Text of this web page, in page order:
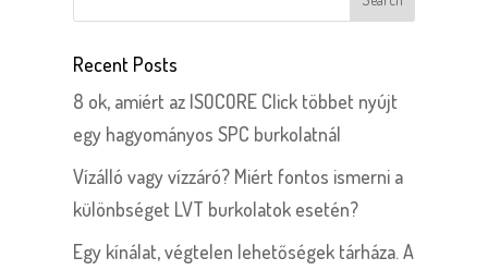
Recent Posts
8 ok, amiért az ISOCORE Click többet nyújt
egy hagyományos SPC burkolatnál
Vízálló vagy vízzáró? Miért fontos ismerni a
különbséget LVT burkolatok esetén?
Egy kínálat, végtelen lehetőségek tárháza. A